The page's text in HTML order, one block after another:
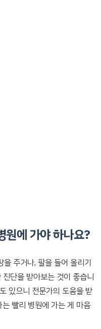
에 가야 하나요?
주거나, 팔을 들어 올리기
단을 받아보는 것이 좋습니
있으니 전문가의 도움을 받
빨리 병원에 가는 게 마음